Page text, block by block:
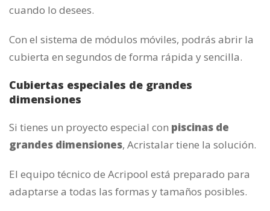
cuando lo desees.
Con el sistema de módulos móviles, podrás abrir la
cubierta en segundos de forma rápida y sencilla.
Cubiertas especiales de grandes
dimensiones
Si tienes un proyecto especial con piscinas de
grandes dimensiones, Acristalar tiene la solución.
El equipo técnico de Acripool está preparado para
adaptarse a todas las formas y tamaños posibles.